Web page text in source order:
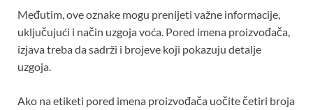
Međutim, ove oznake mogu prenijeti važne informacije,
uključujući i način uzgoja voća. Pored imena proizvođača,
izjava treba da sadrži i brojeve koji pokazuju detalje
uzgoja.
Ako na etiketi pored imena proizvođača uočite četiri broja